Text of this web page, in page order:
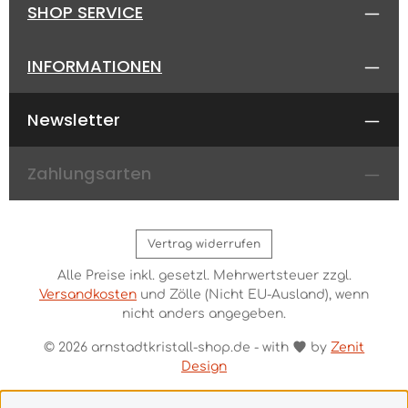
Glasschmuck vorhanden, sollte mit einem
Ring aus Glas selected by ARNSTADT KRISTALL
zeichnen sich aus:anspruchsvolles und exklusives
im Geschenkkarton Pflegehinweis: Der Schmuck
baden Sie nie mit diesem Schmuckstück. Zur
auch eine milde, PH-neutrale Seifenlösung.
Anschliessend trocknen Sie es sorgfältig mit einem
wichen Tuch ab. Das Leder, sofern an Ihrem
Lederpflegemittel vorsichtig gereinigt
werden.Hinweis: dieses Produkt ist zerbrechlich !
SHOP SERVICE
INFORMATIONEN
Newsletter
Zahlungsarten
Vertrag widerrufen
© 2026 arnstadtkristall-shop.de - with byZenit
Design
Alle Preise inkl. gesetzl. Mehrwertsteuer zzgl.
Versandkosten und Zölle (Nicht EU-Ausland), wenn
nicht anders angegeben.